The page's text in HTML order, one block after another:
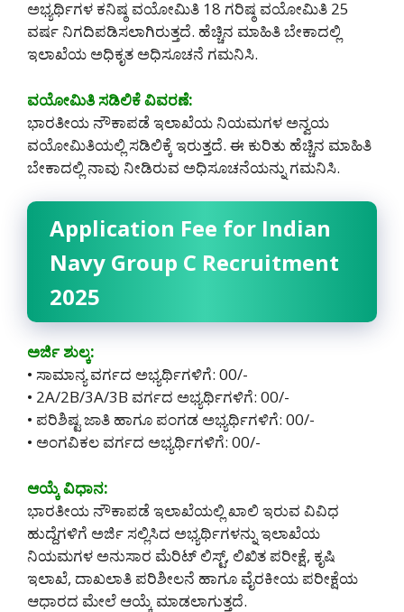
ಅಭ್ಯರ್ಥಿಗಳ ಕನಿಷ್ಠ ವಯೋಮಿತಿ 18 ಗರಿಷ್ಠ ವಯೋಮಿತಿ 25
ವರ್ಷ ನಿಗದಿಪಡಿಸಲಾಗಿರುತ್ತದೆ. ಹೆಚ್ಚಿನ ಮಾಹಿತಿ ಬೇಕಾದಲ್ಲಿ
ಇಲಾಖೆಯ ಅಧಿಕೃತ ಅಧಿಸೂಚನೆ ಗಮನಿಸಿ.
ವಯೋಮಿತಿ ಸಡಿಲಿಕೆ ವಿವರಣೆ:
ಭಾರತೀಯ ನೌಕಾಪಡೆ ಇಲಾಖೆಯ ನಿಯಮಗಳ ಅನ್ವಯ
ವಯೋಮಿತಿಯಲ್ಲಿ ಸಡಿಲಿಕ್ಕೆ ಇರುತ್ತದೆ. ಈ ಕುರಿತು ಹೆಚ್ಚಿನ ಮಾಹಿತಿ
ಬೇಕಾದಲ್ಲಿ ನಾವು ನೀಡಿರುವ ಅಧಿಸೂಚನೆಯನ್ನು ಗಮನಿಸಿ.
Application Fee for Indian
Navy Group C Recruitment
2025
ಅರ್ಜಿ ಶುಲ್ಕ:
• ಸಾಮಾನ್ಯ ವರ್ಗದ ಅಭ್ಯರ್ಥಿಗಳಿಗೆ: 00/-
• 2A/2B/3A/3B ವರ್ಗದ ಅಭ್ಯರ್ಥಿಗಳಿಗೆ: 00/-
• ಪರಿಶಿಷ್ಟ ಜಾತಿ ಹಾಗೂ ಪಂಗಡ ಅಭ್ಯರ್ಥಿಗಳಿಗೆ: 00/-
• ಅಂಗವಿಕಲ ವರ್ಗದ ಅಭ್ಯರ್ಥಿಗಳಿಗೆ: 00/-
ಆಯ್ಕೆ ವಿಧಾನ:
ಭಾರತೀಯ ನೌಕಾಪಡೆ ಇಲಾಖೆಯಲ್ಲಿ ಖಾಲಿ ಇರುವ ವಿವಿಧ
ಹುದ್ದೆಗಳಿಗೆ ಅರ್ಜಿ ಸಲ್ಲಿಸಿದ ಅಭ್ಯರ್ಥಿಗಳನ್ನು ಇಲಾಖೆಯ
ನಿಯಮಗಳ ಅನುಸಾರ ಮೆರಿಟ್ ಲಿಸ್ಟ್, ಲಿಖಿತ ಪರೀಕ್ಷೆ, ಕೃಷಿ
ಇಲಾಖೆ, ದಾಖಲಾತಿ ಪರಿಶೀಲನೆ ಹಾಗೂ ವೈರಕೀಯ ಪರೀಕ್ಷೆಯ
ಆಧಾರದ ಮೇಲೆ ಆಯ್ಕೆ ಮಾಡಲಾಗುತ್ತದೆ.